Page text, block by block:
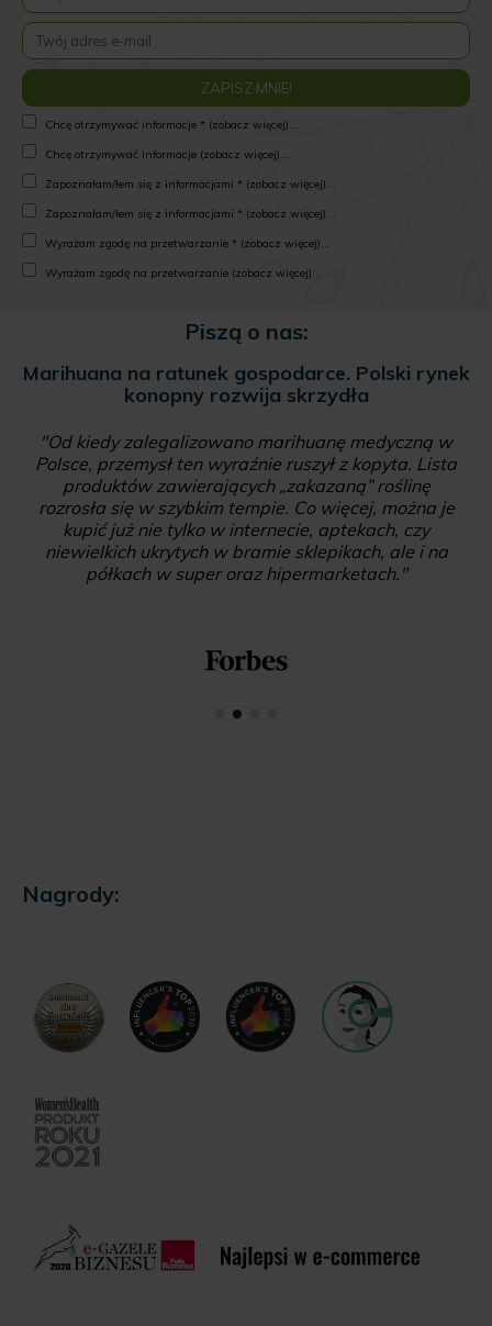
Chcę otrzymywać informacje * (zobacz więcej)...
Chcę otrzymywać informacje (zobacz więcej)...
Zapoznałam/łem się z informacjami * (zobacz więcej)...
Zapoznałam/łem się z informacjami * (zobacz więcej)...
Wyrażam zgodę na przetwarzanie * (zobacz więcej)...
Wyrażam zgodę na przetwarzanie (zobacz więcej)...
Piszą o nas:
Marihuana na ratunek gospodarce. Polski rynek
konopny rozwija skrzydła
"Od kiedy zalegalizowano marihuanę medyczną w
Polsce, przemysł ten wyraźnie ruszył z kopyta. Lista
produktów zawierających „zakazaną” roślinę
rozrosła się w szybkim tempie. Co więcej, można je
kupić już nie tylko w internecie, aptekach, czy
niewielkich ukrytych w bramie sklepikach, ale i na
półkach w super oraz hipermarketach."
Nagrody: